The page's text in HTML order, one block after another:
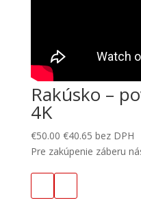
Rakúsko –
4K
€50.00 €40.65 bez DPH
Pre zakúpenie záberu